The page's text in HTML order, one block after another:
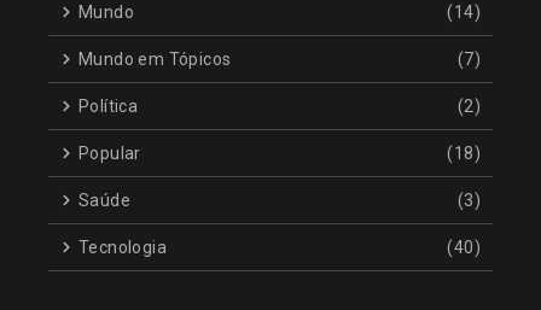
Mundo (14)
Mundo em Tópicos (7)
Política (2)
Popular (18)
Saúde (3)
Tecnologia (40)